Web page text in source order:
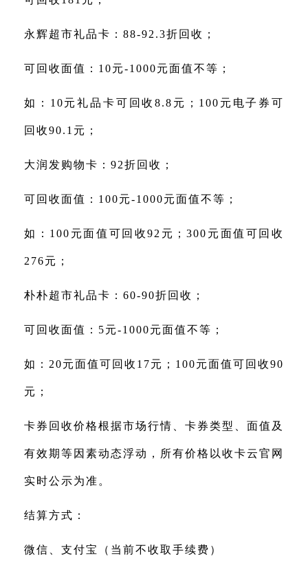
永辉超市礼品卡：88-92.3折回收；
可回收面值：10元-1000元面值不等；
如：10元礼品卡可回收8.8元；100元电子券可
回收90.1元；
大润发购物卡：92折回收；
可回收面值：100元-1000元面值不等；
如：100元面值可回收92元；300元面值可回收
276元；
朴朴超市礼品卡：60-90折回收；
可回收面值：5元-1000元面值不等；
如：20元面值可回收17元；100元面值可回收90
元；
卡券回收价格根据市场行情、卡券类型、面值及
有效期等因素动态浮动，所有价格以收卡云官网
实时公示为准。
结算方式：
微信、支付宝（当前不收取手续费）